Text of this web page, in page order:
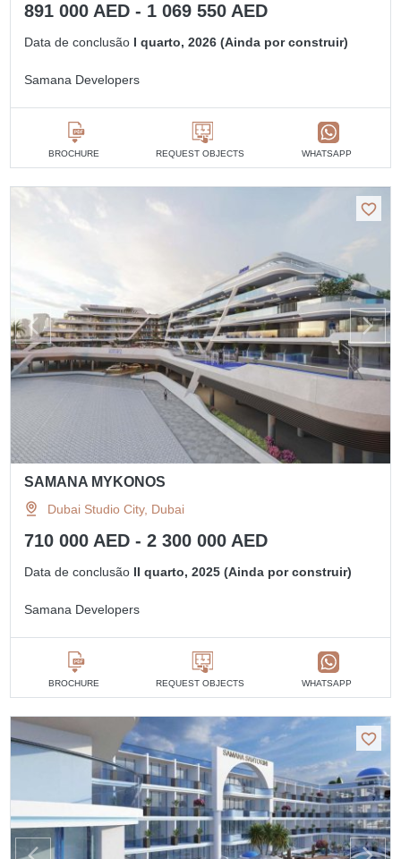
891 000 AED - 1 069 550 AED
Data de conclusão I quarto, 2026 (Ainda por construir)
Samana Developers
BROCHURE REQUEST OBJECTS WHATSAPP
SAMANA MYKONOS
Dubai Studio City, Dubai
710 000 AED - 2 300 000 AED
Data de conclusão II quarto, 2025 (Ainda por construir)
Samana Developers
BROCHURE REQUEST OBJECTS WHATSAPP